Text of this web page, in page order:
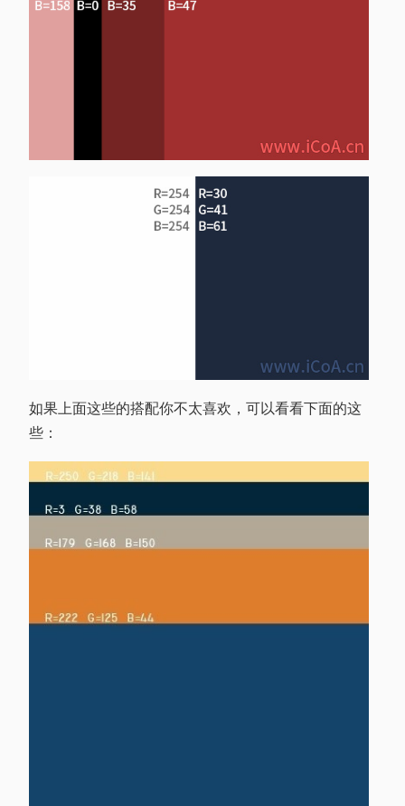
如果上面这些的搭配你不太喜欢，可以看看下面的这
些：